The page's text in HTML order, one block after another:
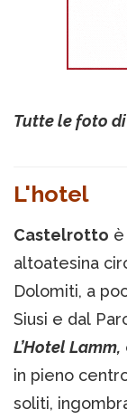
Tutte le foto
L'hotel
Castelrotto
altoatesina
Dolomiti, a
Siusi e dal
L’Hotel Lamm,
in pieno
soliti,